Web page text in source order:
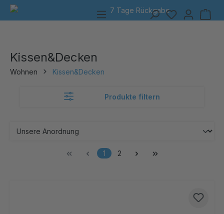
springen 7 Tage Rückgabe
Kissen&Decken
Wohnen Kissen&Decken
Produkte filtern
1 2